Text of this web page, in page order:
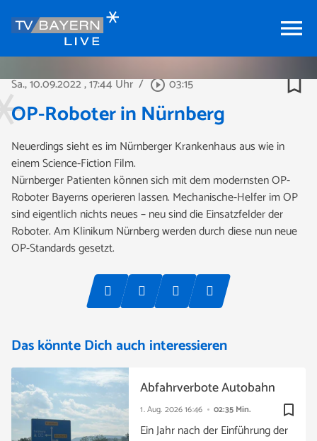
menu
Sa., 10.09.2022, 17:44 Uhr / play_circle_outline03:15 bookmark_border
OP-Roboter in Nürnberg
Neuerdings sieht es im Nürnberger Krankenhaus aus wie in
einem Science-Fiction Film.
Nürnberger Patienten können sich mit dem modernsten OP-
Roboter Bayerns operieren lassen. Mechanische-Helfer im OP
sind eigentlich nichts neues – neu sind die Einsatzfelder der
Roboter. Am Klinikum Nürnberg werden durch diese nun neue
OP-Standards gesetzt.
Das könnte Dich auch interessieren
bookmark_border
1. Aug. 202616:46 02:35 Min.
Abfahrverbote Autobahn
Ein Jahr nach der Einführung der